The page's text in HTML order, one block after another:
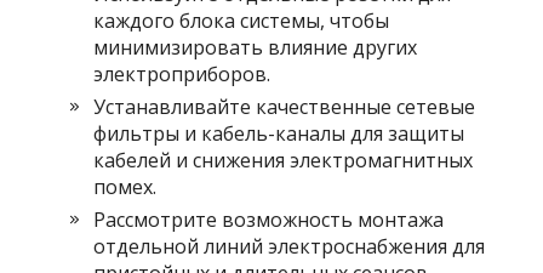
каждого блока системы, чтобы
минимизировать влияние других
электроприборов.
Устанавливайте качественные сетевые
фильтры и кабель-каналы для защиты
кабелей и снижения электромагнитных
помех.
Рассмотрите возможность монтажа
отдельной линий электроснабжения для